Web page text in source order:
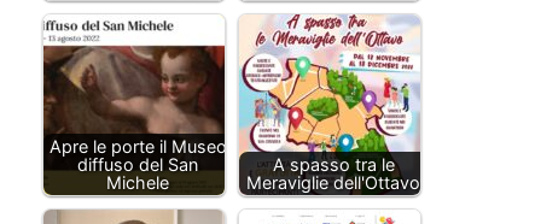
Apre le porte il Museo
diffuso del San
Michele
A spasso tra le
Meraviglie dell'Ottavo